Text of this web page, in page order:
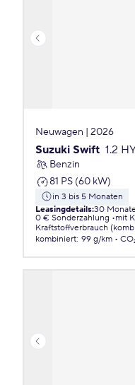
Neuwagen | 2026
Suzuki Swift 1.2
Benzin
81 PS (60 kW)
in 3 bis 5 Monaten
Leasingdetails:30 Monate
0 € Sonderzahlung
mit
Kraftstoffverbrauch
kombiniert: 99 g/km